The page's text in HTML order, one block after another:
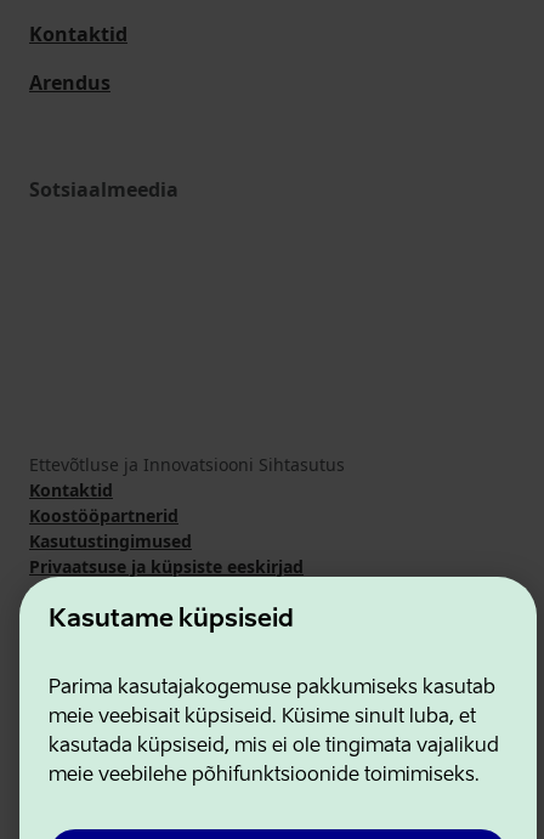
Kasutame küpsiseid
Parima kasutajakogemuse pakkumiseks kasutab
meie veebisait küpsiseid. Küsime sinult luba, et
kasutada küpsiseid, mis ei ole tingimata vajalikud
meie veebilehe põhifunktsioonide toimimiseks.
Kontaktid
Arendus
Sotsiaalmeedia
Ettevõtluse ja Innovatsiooni Sihtasutus
Kontaktid
Koostööpartnerid
Kasutustingimused
Privaatsuse ja küpsiste eeskirjad